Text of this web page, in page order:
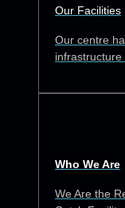
Our Facilities
Our centre
Who We Are
We Are the